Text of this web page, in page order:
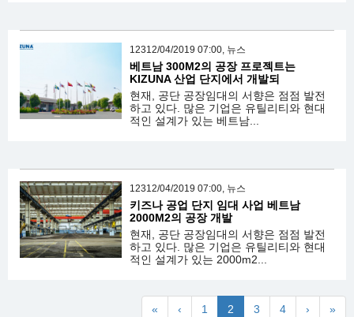
12312/04/2019 07:00, 뉴스
베트남 300M2의 공장 프로젝트는
KIZUNA 산업 단지에서 개발되
현재, 공단 공장임대의 서향은 점점 발전
하고 있다. 많은 기업은 유틸리티와 현대
적인 설계가 있는 베트남...
12312/04/2019 07:00, 뉴스
키즈나 공업 단지 임대 사업 베트남
2000M2의 공장 개발
현재, 공단 공장임대의 서향은 점점 발전
하고 있다. 많은 기업은 유틸리티와 현대
적인 설계가 있는 2000m2...
« ‹ 1 2 3 4 › »